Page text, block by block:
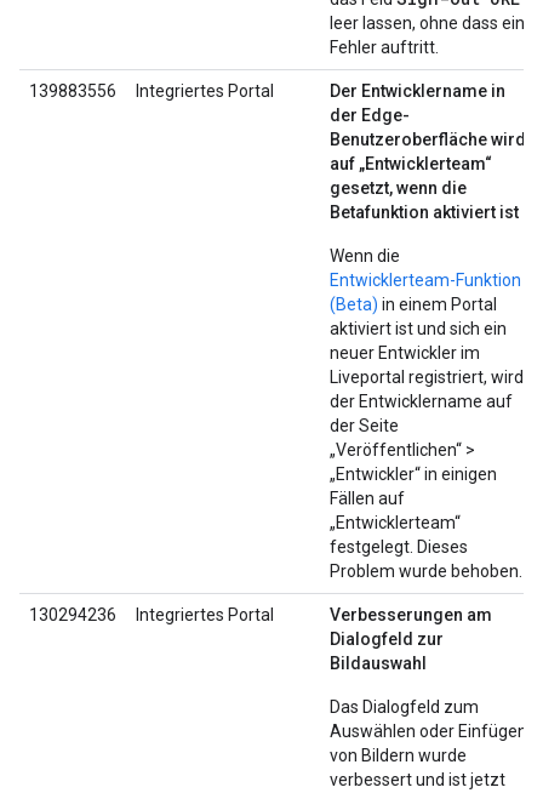
leer lassen, ohne dass ein
Fehler auftritt.
139883556 Integriertes Portal
Der Entwicklername in
der Edge-
Benutzeroberfläche wird
auf „Entwicklerteam“
gesetzt, wenn die
Betafunktion aktiviert ist
Wenn die
Entwicklerteam-Funktion
(Beta) in einem Portal
aktiviert ist und sich ein
neuer Entwickler im
Liveportal registriert, wird
der Entwicklername auf
der Seite
„Veröffentlichen“ >
„Entwickler“ in einigen
Fällen auf
„Entwicklerteam“
festgelegt. Dieses
Problem wurde behoben.
130294236 Integriertes Portal
Verbesserungen am
Dialogfeld zur
Bildauswahl
Das Dialogfeld zum
Auswählen oder Einfügen
von Bildern wurde
verbessert und ist jetzt